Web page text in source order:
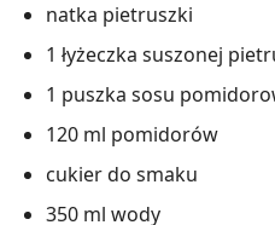
natka pietruszki
1 łyżeczka suszonej
1 puszka sosu
120 ml pomidorów
cukier do smaku
350 ml wody